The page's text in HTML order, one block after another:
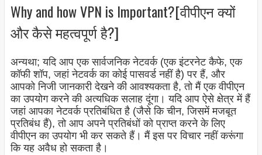
Why and how VPN is Important?[वीपीएन क्यों
और कैसे महत्वपूर्ण है?]
अन्यथा; यदि आप एक सार्वजनिक नेटवर्क (एक इंटरनेट कैफे, एक
कॉफी शॉप, जहां नेटवर्क का कोई पासवर्ड नहीं है) पर हैं, और
आपको निजी जानकारी देखने की आवश्यकता है, तो मैं एक वीपीएन
का उपयोग करने की अत्यधिक सलाह दूंगा। यदि आप ऐसे क्षेत्र में हैं
जहां आपका नेटवर्क प्रतिबंधित है (जैसे कि चीन, जिसमें मजबूत
प्रतिबंध हैं), तो आप अपने प्रतिबंधों को प्राप्त करने के लिए
वीपीएन का उपयोग भी कर सकते हैं। मैं इस पर विचार नहीं करूंगा
कि यह अवैध हो सकता है।